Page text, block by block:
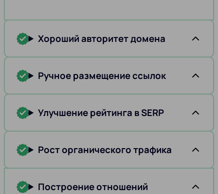
Хороший авторитет домена
Ручное размещение ссылок
Улучшение рейтинга в SERP
Рост органического трафика
Построение отношений